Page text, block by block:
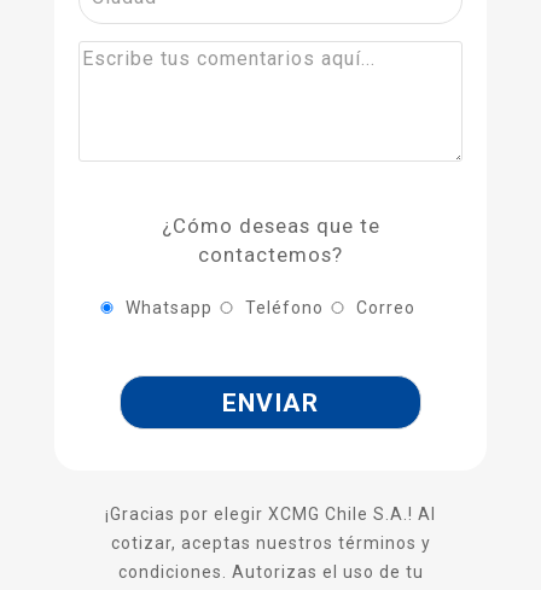
¿Cómo deseas que te
contactemos?
Whatsapp Teléfono Correo
¡Gracias por elegir XCMG Chile S.A.! Al
cotizar, aceptas nuestros términos y
condiciones. Autorizas el uso de tu